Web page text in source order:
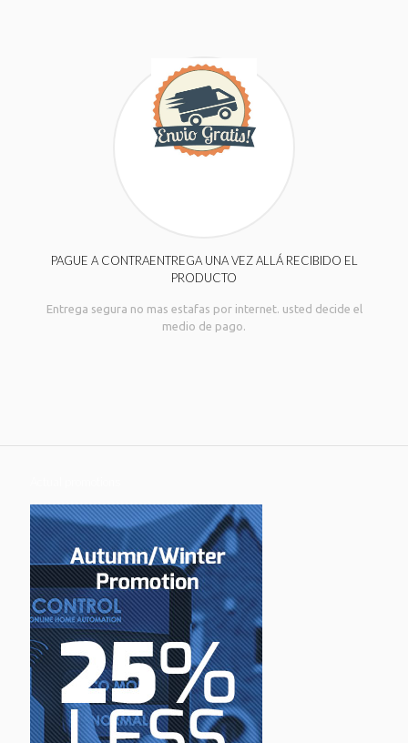
PAGUE A CONTRAENTREGA UNA VEZ ALLÁ RECIBIDO EL
PRODUCTO
Entrega segura no mas estafas por internet. usted decide el
medio de pago.